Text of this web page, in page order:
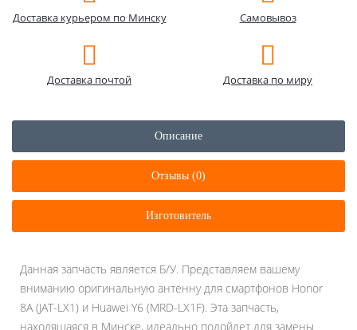
Доставка курьером по Минску Самовывоз
Доставка почтой Доставка по миру
Описание
Отзывы (0)
Изготовитель
Данная запчасть является Б/У. Представляем вашему
вниманию оригинальную антенну для смартфонов Honor
8A (JAT-LX1) и Huawei Y6 (MRD-LX1F). Эта запчасть,
находящаяся в Минске, идеально подойдет для замены